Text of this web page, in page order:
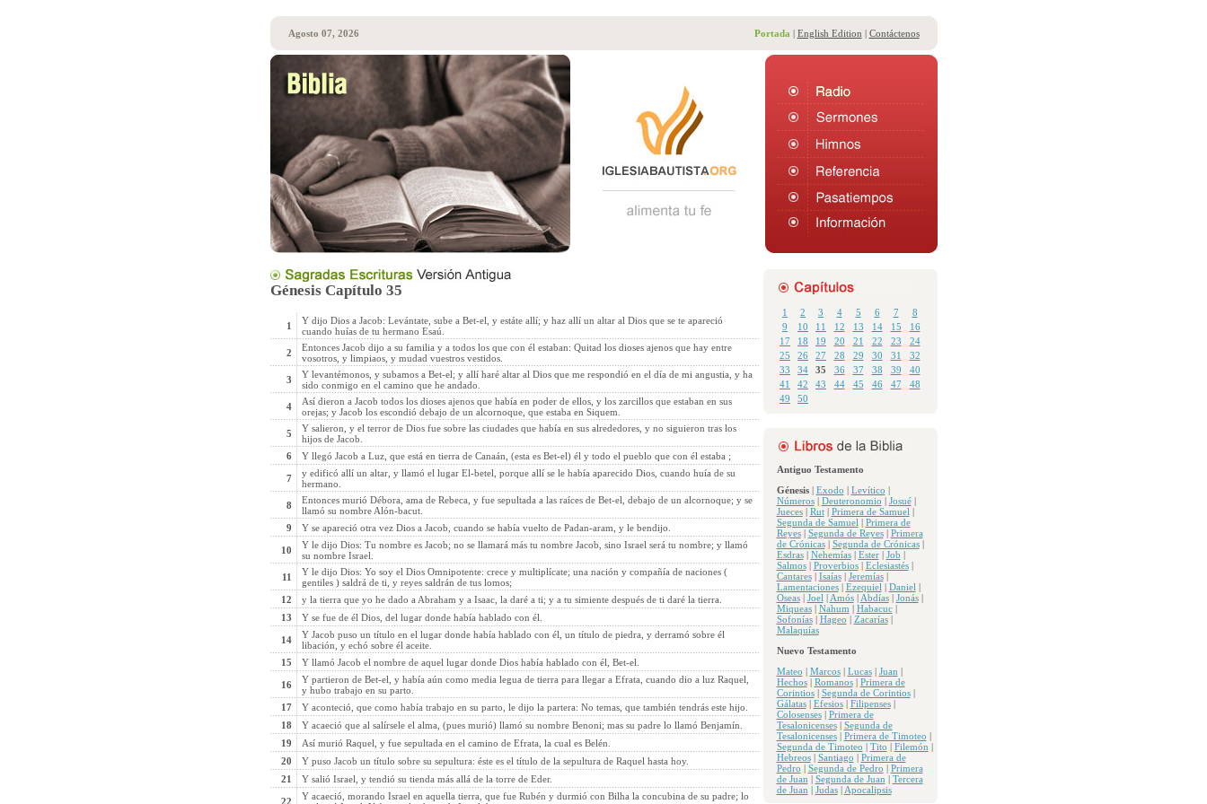
Agosto 07, 2026 Portada | English Edition | Contáctenos
1 2 3 4 5 6 7
8
9
10 11 12 13 14 15
16
17
18 19 20 21 22 23
24
25
26 27 28 29 30 31
32
33
34 35 36 37 38 39
40
41
42 43 44 45 46 47
48
49
50
Antiguo Testamento
Génesis| Exodo | Levítico |
Números| Deuteronomio | Josué|
Jueces| Rut| Primera de Samuel |
Segunda de Samuel | Primera de
Reyes| Segunda de Reyes| Primera
de Crónicas| Segunda de Crónicas|
Esdras| Nehemías| Ester| Job |
Salmos| Proverbios| Eclesiastés|
Cantares| Isaías| Jeremías|
Lamentaciones| Ezequiel | Daniel |
Oseas| Joel | Amós| Abdías| Jonás|
Miqueas| Nahum | Habacuc|
Sofonías| Hageo | Zacarías|
Malaquías
Nuevo Testamento
Mateo | Marcos| Lucas| Juan |
Hechos| Romanos| Primera de
Corintios| Segunda de Corintios|
Gálatas| Efesios| Filipenses|
Colosenses| Primera de
Tesalonicenses| Segunda de
Tesalonicenses| Primera de Timoteo |
Segunda de Timoteo | Tito | Filemón |
Hebreos| Santiago | Primera de
Pedro | Segunda de Pedro | Primera
de Juan | Segunda de Juan | Tercera
de Juan | Judas| Apocalipsis
Génesis Capítulo 35
1
Y dijo Dios a Jacob: Levántate, sube a Bet-el, y estáte allí; y haz allí un altar al Dios que se te apareció
cuando huías de tu hermano Esaú.
2
Entonces Jacob dijo a su familia y a todos los que con él estaban: Quitad los dioses ajenos que hay entre
vosotros, y limpiaos, y mudad vuestros vestidos.
3
Y levantémonos, y subamos a Bet-el; y allí haré altar al Dios que me respondió en el día de mi angustia, y ha
sido conmigo en el camino que he andado.
4
Así dieron a Jacob todos los dioses ajenos que había en poder de ellos, y los zarcillos que estaban en sus
orejas; y Jacob los escondió debajo de un alcornoque, que estaba en Siquem.
5
Y salieron, y el terror de Dios fue sobre las ciudades que había en sus alrededores, y no siguieron tras los
hijos de Jacob.
6
Y llegó Jacob a Luz, que está en tierra de Canaán, (esta es Bet-el) él y todo el pueblo que con él estaba ;
7
y edificó allí un altar, y llamó el lugar El-betel, porque allí se le había aparecido Dios, cuando huía de su
hermano.
8
Entonces murió Débora, ama de Rebeca, y fue sepultada a las raíces de Bet-el, debajo de un alcornoque; y se
llamó su nombre Alón-bacut.
9
Y se apareció otra vez Dios a Jacob, cuando se había vuelto de Padan-aram, y le bendijo.
10
Y le dijo Dios: Tu nombre es Jacob; no se llamará más tu nombre Jacob, sino Israel será tu nombre; y llamó
su nombre Israel.
11
Y le dijo Dios: Yo soy el Dios Omnipotente: crece y multiplícate; una nación y compañía de naciones (
gentiles ) saldrá de ti, y reyes saldrán de tus lomos;
12
y la tierra que yo he dado a Abraham y a Isaac, la daré a ti; y a tu simiente después de ti daré la tierra.
13
Y se fue de él Dios, del lugar donde había hablado con él.
14
Y Jacob puso un título en el lugar donde había hablado con él, un título de piedra, y derramó sobre él
libación, y echó sobre él aceite.
15
Y llamó Jacob el nombre de aquel lugar donde Dios había hablado con él, Bet-el.
16
Y partieron de Bet-el, y había aún como media legua de tierra para llegar a Efrata, cuando dio a luz Raquel,
y hubo trabajo en su parto.
17
Y aconteció, que como había trabajo en su parto, le dijo la partera: No temas, que también tendrás este hijo.
18
Y acaeció que al salírsele el alma, (pues murió) llamó su nombre Benoni; mas su padre lo llamó Benjamín.
19
Así murió Raquel, y fue sepultada en el camino de Efrata, la cual es Belén.
20
Y puso Jacob un título sobre su sepultura: éste es el título de la sepultura de Raquel hasta hoy.
21
Y salió Israel, y tendió su tienda más allá de la torre de Eder.
22
Y acaeció, morando Israel en aquella tierra, que fue Rubén y durmió con Bilha la concubina de su padre; lo